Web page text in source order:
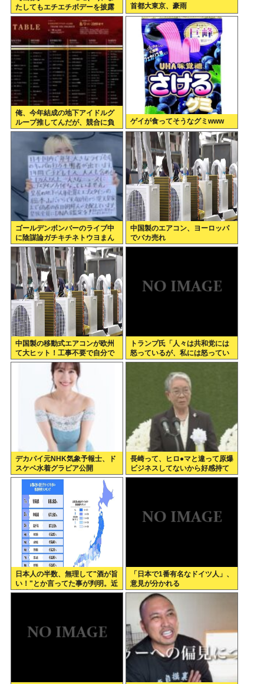
たしてもエチエチボデーを披露
www
首都大東京、豪雨
俺、今年結成の地下アイドルグ
ループ推してんだが、競合に負
けてる。
ゲイが食ってそうなグミwww
ゴールデンボンバーのライブ中
に陰謀論ガチキチネトウヨまん
さんが乱入www
中国製のエアコン、ヨーロッパ
でバカ売れ
中国製の移動式エアコンが欧州
て大ヒット！工事不要で自分で
取り付け可、もうこれで良く
トランプ氏「人々は共和党には
怒っているが、私には怒ってい
ない」
デカパイ元NHK気象予報士、ド
スケベ水着グラビア公開
長崎って、ヒロ●マと違って原爆
ビジネスしてないから好感持て
るよな
日本人の半数、無理して"酒が旨
い！"とか言ってた事が判明。近
畿地方に関しては6割が下戸
「日本で1番有名なドイツ人」、
意見が分かれる